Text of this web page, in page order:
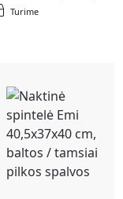
Turime